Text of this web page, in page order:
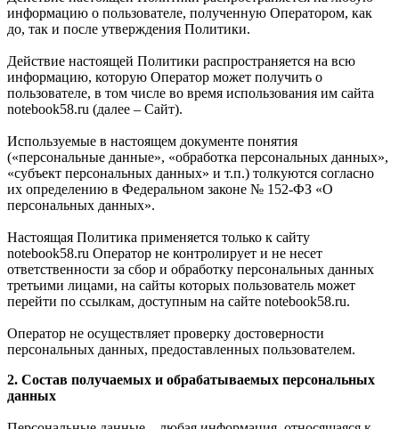
информацию о пользователе, полученную Оператором, как
до, так и после утверждения Политики.
Действие настоящей Политики распространяется на всю
информацию, которую Оператор может получить о
пользователе, в том числе во время использования им сайта
notebook58.ru (далее – Сайт).
Используемые в настоящем документе понятия
(«персональные данные», «обработка персональных данных»,
«субъект персональных данных» и т.п.) толкуются согласно
их определению в Федеральном законе № 152-ФЗ «О
персональных данных».
Настоящая Политика применяется только к сайту
notebook58.ru Оператор не контролирует и не несет
ответственности за сбор и обработку персональных данных
третьими лицами, на сайты которых пользователь может
перейти по ссылкам, доступным на сайте notebook58.ru.
Оператор не осуществляет проверку достоверности
персональных данных, предоставленных пользователем.
2. Состав получаемых и обрабатываемых персональных
данных